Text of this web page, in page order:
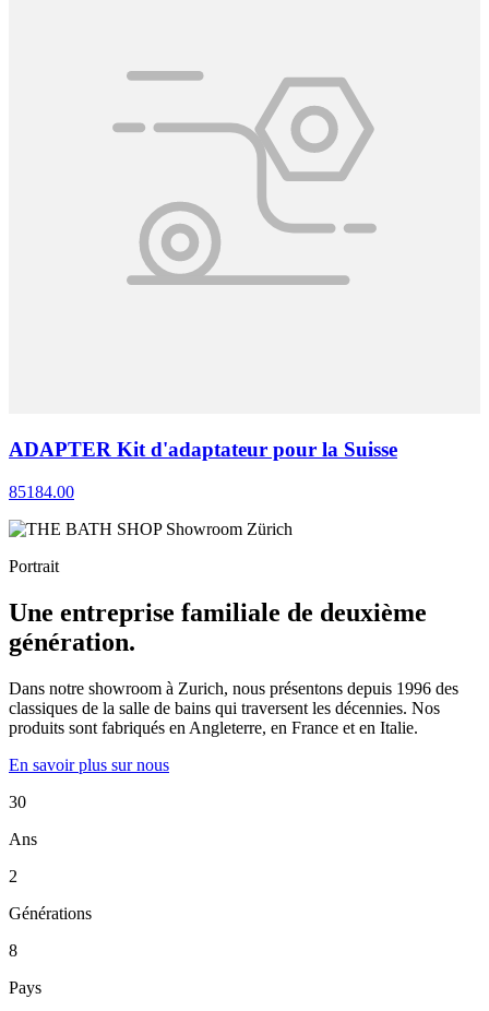
ADAPTER Kit d'adaptateur pour la Suisse
85184.00
Portrait
Une entreprise familiale de deuxième
génération.
Dans notre showroom à Zurich, nous présentons depuis 1996 des
classiques de la salle de bains qui traversent les décennies. Nos
produits sont fabriqués en Angleterre, en France et en Italie.
En savoir plus sur nous
30
Ans
2
Générations
8
Pays